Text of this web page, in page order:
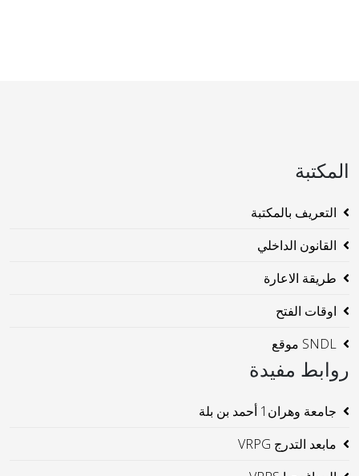
المكتبة
التعريف بالمكتبة
القانون الداخلي
طريقة الاعارة
اوقات الفتح
SNDL موقع
روابط مفيدة
جامعة وهران1 أحمد بن بلة
مابعد التدرج VRPG